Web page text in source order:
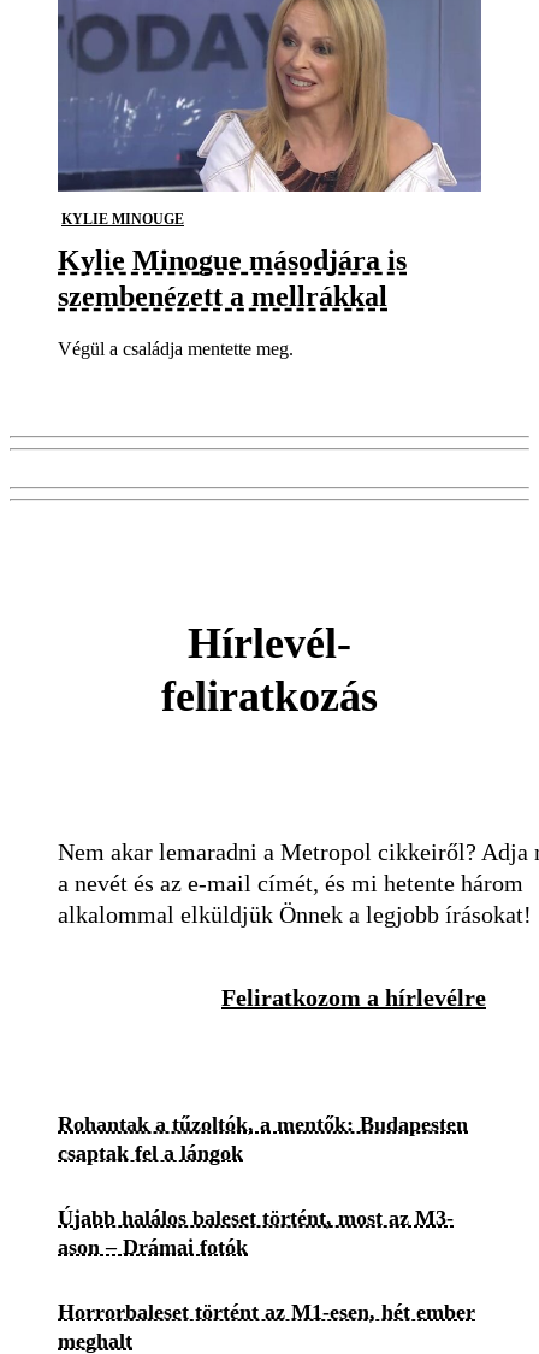
KYLIE MINOUGE
Kylie Minogue másodjára is
szembenézett a mellrákkal
Végül a családja mentette meg.
Hírlevél-
feliratkozás
Nem akar lemaradni a Metropol cikkeiről? Adja
a nevét és az e-mail címét, és mi hetente három
alkalommal elküldjük Önnek a legjobb írásokat!
Feliratkozom a hírlevélre
Rohantak a tűzoltók, a mentők: Budapesten
csaptak fel a lángok
Újabb halálos baleset történt, most az M3-
ason – Drámai fotók
Horrorbaleset történt az M1-esen, hét ember
meghalt